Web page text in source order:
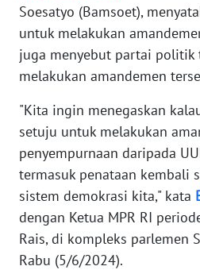
Soesatyo (Bamsoet),
untuk melakukan
juga menyebut partai politik
melakukan amandemen
"Kita ingin menegaskan
setuju untuk melakukan
penyempurnaan daripada
termasuk penataan kembali
sistem demokrasi kita," kata
dengan Ketua MPR RI
Rais, di kompleks parlemen
Rabu (5/6/2024).
Informasi
INDEKS
BERITA
KONTAK
KAMI
INFO
IKLAN
TENTANG
KAMI